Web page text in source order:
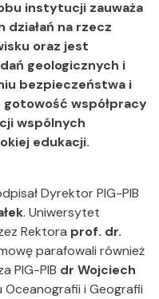
instytucji zauważa
na rzecz
oraz jest
geologicznych i
bezpieczeństwa i
gotowość współpracy
wspólnych
edukacji.
Dyrektor PIG-PIB
. Uniwersytet
Rektora prof. dr.
parafowali również
PIG-PIB dr Wojciech
Oceanografii i Geografii